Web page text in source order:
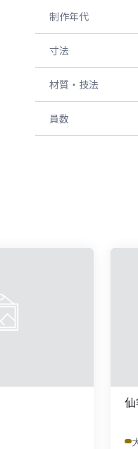
制作年代
寸法
材質・技法
員数